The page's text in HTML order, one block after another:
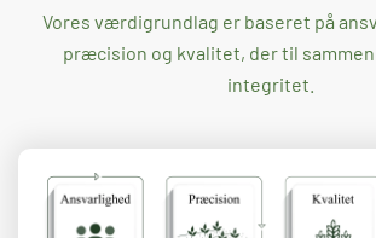
Vores værdigrundlag er baseret på
præcision og kvalitet, der til
integritet.